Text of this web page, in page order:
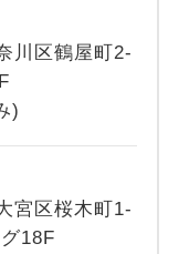
川区鶴屋町2-
)
宮区桜木町1-
18F